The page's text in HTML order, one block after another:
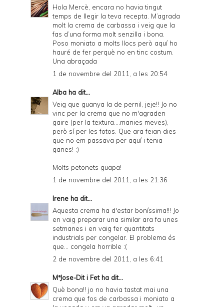
Hola Mercè, encara no havia tingut
temps de llegir la teva recepta. M’agrada
molt la crema de carbassa i veig que la
fas d’una forma molt senzilla i bona.
Poso moniato a molts llocs però aquí ho
hauré de fer perquè no en tinc costum.
Una abraçada
1 de novembre del 2011, a les 20:54
Alba ha dit...
Veig que guanya la de pernil, jeje!! Jo no
vinc per la crema que no m'agraden
gaire (per la textura....manies meves),
però sí per les fotos. Que ara feian dies
que no em passava per aquí i tenia
ganes! :)
Molts petonets guapa!
1 de novembre del 2011, a les 21:36
Irene ha dit...
Aquesta crema ha d'estar boníssima!!! Jo
en vaig preparar una similar ara fa unes
setmanes i en vaig fer quantitats
industrials per congelar. El problema és
que... congela horrible :(
2 de novembre del 2011, a les 6:41
MªJose-Dit i Fetha dit...
Què bona!! jo no havia tastat mai una
crema que fos de carbassa i moniato a